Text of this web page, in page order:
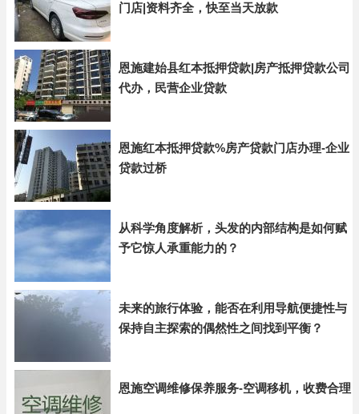
门店|资料齐全，快至当天放款
恩施建始县红本抵押贷款|房产抵押贷款公司
代办，民营企业贷款
恩施红本抵押贷款%房产贷款门店办理-企业
贷款过桥
从科学角度解析，头发的内部结构是如何赋
予它惊人承重能力的？
未来的旅行体验，能否在利用导航便捷性与
保持自主探索的偶然性之间找到平衡？
恩施空调维修保养服务-空调移机，收费合理